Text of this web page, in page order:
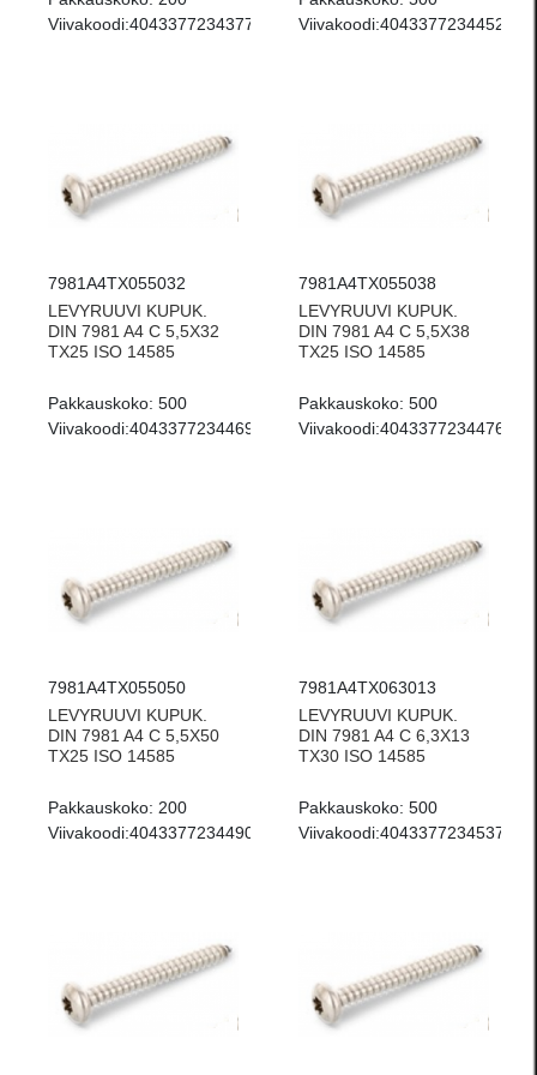
Viivakoodi:4043377234377
Viivakoodi:4043377234452
7981A4TX055032
LEVYRUUVI KUPUK.
DIN 7981 A4 C 5,5X32
TX25 ISO 14585
Pakkauskoko: 500
Viivakoodi:4043377234469
7981A4TX055038
LEVYRUUVI KUPUK.
DIN 7981 A4 C 5,5X38
TX25 ISO 14585
Pakkauskoko: 500
Viivakoodi:4043377234476
7981A4TX055050
LEVYRUUVI KUPUK.
DIN 7981 A4 C 5,5X50
TX25 ISO 14585
Pakkauskoko: 200
Viivakoodi:4043377234490
7981A4TX063013
LEVYRUUVI KUPUK.
DIN 7981 A4 C 6,3X13
TX30 ISO 14585
Pakkauskoko: 500
Viivakoodi:4043377234537